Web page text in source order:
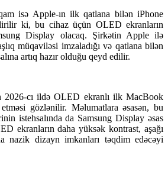
isə Apple-ın ilk qatlana bilən iPhone
ki, bu cihaz üçün OLED ekranların
Display olacaq. Şirkətin Apple ilə
müqaviləsi imzaladığı və qatlana bilən
artıq hazır olduğu qeyd edilir.
2026-cı ildə OLED ekranlı ilk MacBook
gözlənilir. Məlumatlara əsasən, bu
istehsalında da Samsung Display əsas
ekranların daha yüksək kontrast, aşağı
nazik dizayn imkanları təqdim edəcəyi